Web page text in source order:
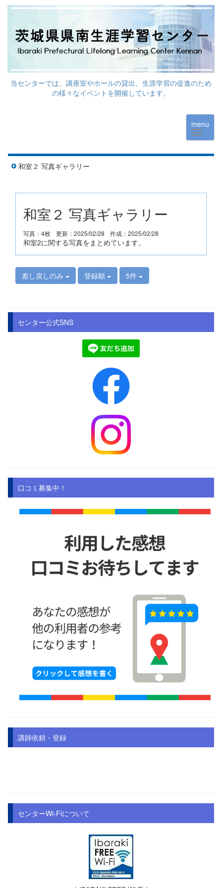
当センターでは、講座室やホールの貸出、生涯学習の促進のため
の様々なイベントを開催しています。
menu
和室２ 写真ギャラリー
和室２ 写真ギャラリー
写真：4枚 更新：2025/02/28 作成：2025/02/28
和室2に関する写真をまとめています。
差し戻しのみ 登録順 5件
センター公式SNS
口コミ募集中！
講師依頼・登録
センターWi-Fiについて